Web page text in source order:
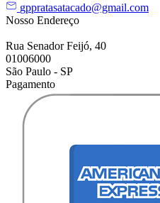
gppratasatacado@gmail.com
Nosso Endereço
Rua Senador Feijó, 40
01006000
São Paulo - SP
Pagamento